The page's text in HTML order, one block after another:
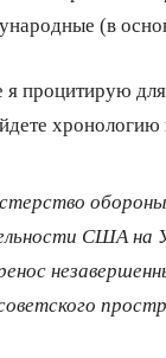
(в
я процитирую
хронологию
обороны
США на